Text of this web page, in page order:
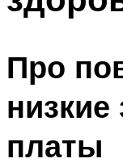
Про
платы